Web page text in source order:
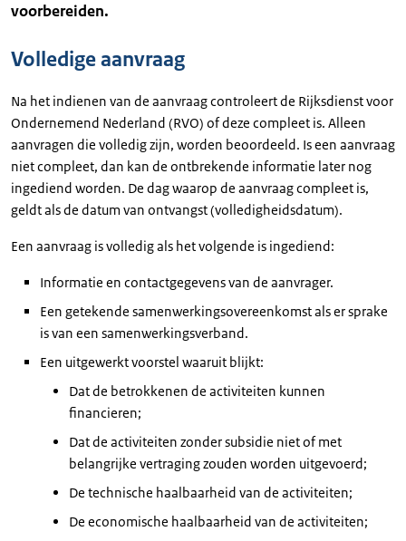
voorbereiden.
Volledige aanvraag
Na het indienen van de aanvraag controleert de Rijksdienst voor
Ondernemend Nederland (RVO) of deze compleet is. Alleen
aanvragen die volledig zijn, worden beoordeeld. Is een aanvraag
niet compleet, dan kan de ontbrekende informatie later nog
ingediend worden. De dag waarop de aanvraag compleet is,
geldt als de datum van ontvangst (volledigheidsdatum).
Een aanvraag is volledig als het volgende is ingediend:
Informatie en contactgegevens van de aanvrager.
Een getekende samenwerkingsovereenkomst als er sprake
is van een samenwerkingsverband.
Een uitgewerkt voorstel waaruit blijkt:
Dat de betrokkenen de activiteiten kunnen
financieren;
Dat de activiteiten zonder subsidie niet of met
belangrijke vertraging zouden worden uitgevoerd;
De technische haalbaarheid van de activiteiten;
De economische haalbaarheid van de activiteiten;